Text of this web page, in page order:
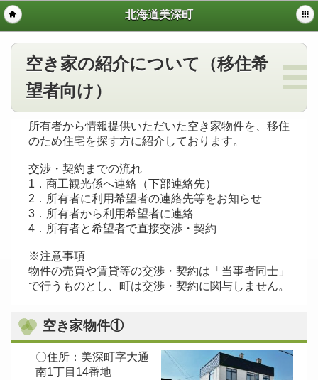
北海道美深町
空き家の紹介について（移住希
望者向け）
所有者から情報提供いただいた空き家物件を、移住
のため住宅を探す方に紹介しております。
交渉・契約までの流れ
1．商工観光係へ連絡（下部連絡先）
2．所有者に利用希望者の連絡先等をお知らせ
3．所有者から利用希望者に連絡
4．所有者と希望者で直接交渉・契約
※注意事項
物件の売買や賃貸等の交渉・契約は「当事者同士」
で行うものとし、町は交渉・契約に関与しません。
空き家物件①
〇住所：美深町字大通
南1丁目14番地